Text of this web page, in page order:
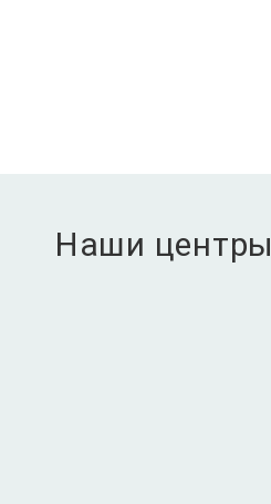
Антитела к
Скрининг
Наши центры